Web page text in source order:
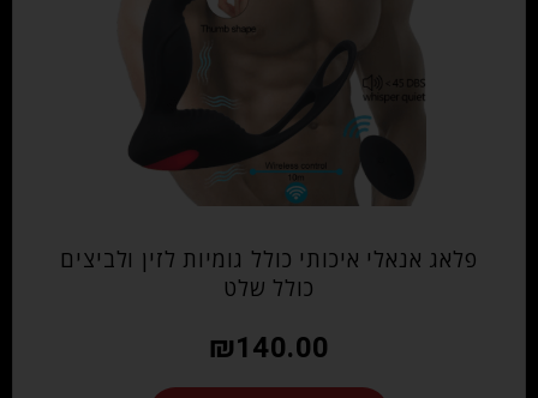
פלאג אנאלי איכותי כולל גומיות לזין ולביצים
כולל שלט
₪140.00